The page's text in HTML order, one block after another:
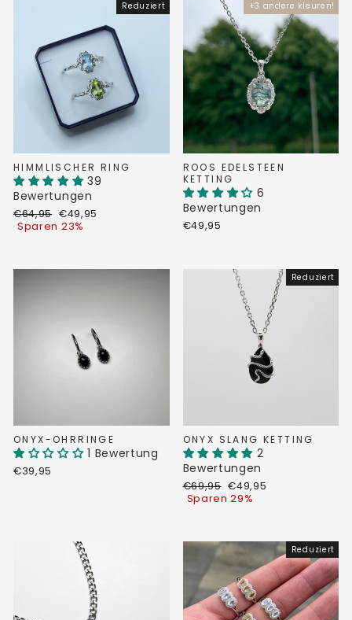
Reduziert
HIMMLISCHER RING
39
Bewertungen
Normaler
Preis
€64,95 Sonderpreis
€49,95
Sparen 23%
+3 andere kleuren!
ROOS EDELSTEEN
KETTING
6
Bewertungen
€49,95
ONYX-OHRRINGE
1 Bewertung
€39,95
Reduziert
ONYX SLANG KETTING
2
Bewertungen
Normaler
Preis
€69,95 Sonderpreis
€49,95
Sparen 29%
Reduziert